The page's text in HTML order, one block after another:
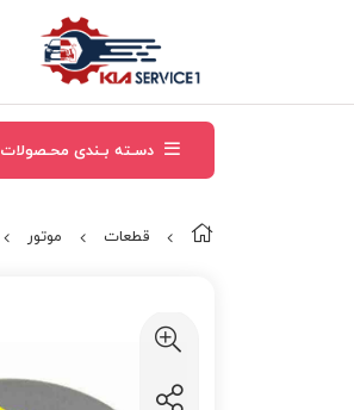
دسـته بـندی محـصولات
قطعات موتور